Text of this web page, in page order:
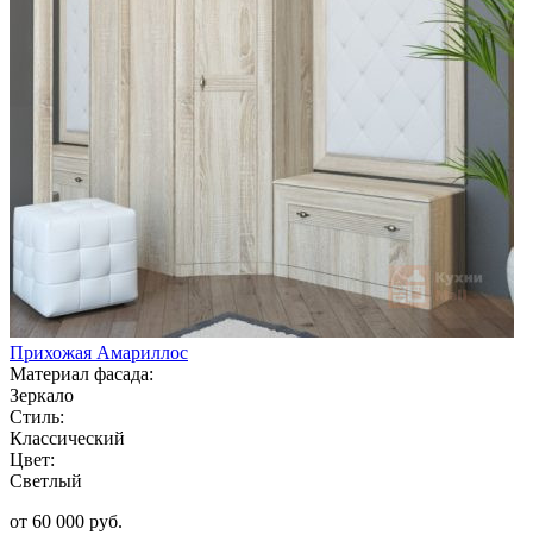
Прихожая Амариллос
Материал фасада:
Зеркало
Стиль:
Классический
Цвет:
Светлый
от 60 000 руб.